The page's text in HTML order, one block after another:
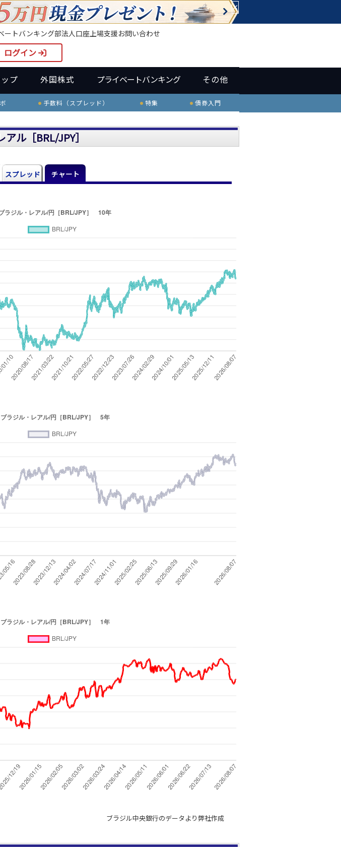
×
ートバンキング部法人口座上場支援お問い合わせ
ログイン
プ 外国株式 プライベートバンキング その他
手数料（スプレッド） 特集 債券入門
ル［BRL/JPY］
スプレッド チャート
ブラジル中央銀行のデータより弊社作成